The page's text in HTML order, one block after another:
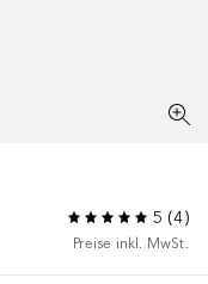
5 (4)
Preise inkl. MwSt.